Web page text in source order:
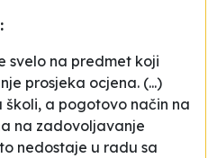
svelo na predmet koji
prosjeka ocjena. (...)
školi, a pogotovo način na
na zadovoljavanje
nedostaje u radu sa